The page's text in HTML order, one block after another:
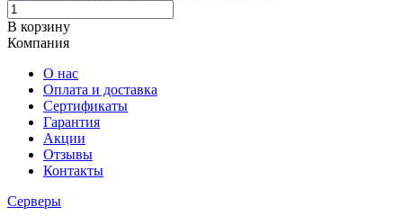
В корзину
Компания
О нас
Оплата и доставка
Сертификаты
Гарантия
Акции
Отзывы
Контакты
Серверы